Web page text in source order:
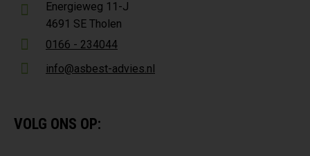
Energieweg 11-J
4691 SE Tholen
0166 - 234044
info@asbest-advies.nl
VOLG ONS OP: